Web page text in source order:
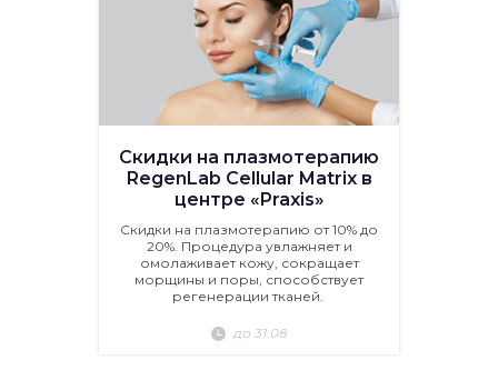
Скидки на плазмотерапию
RegenLab Cellular Matrix в
центре «Praxis»
Скидки на плазмотерапию от 10% до
20%. Процедура увлажняет и
омолаживает кожу, сокращает
морщины и поры, способствует
регенерации тканей.
до 31.08